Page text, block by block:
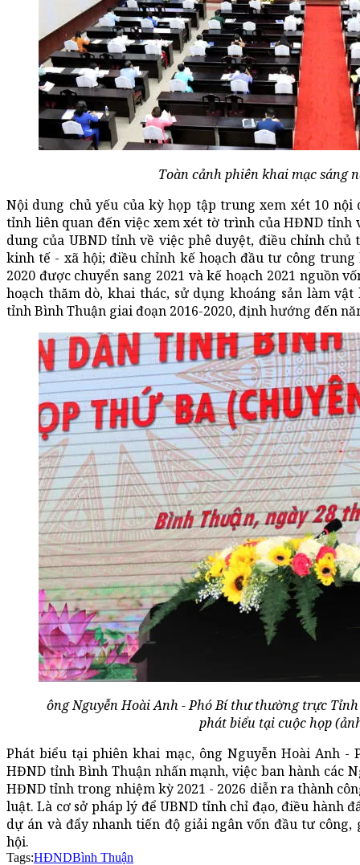
Toàn cảnh phiên khai mạc sáng
Nội dung chủ yếu của kỳ họp tập trung xem xét 10
tỉnh liên quan đến việc xem xét tờ trình của HĐND tỉnh
dung của UBND tỉnh về việc phê duyệt, điều chỉnh
kinh tế - xã hội; điều chỉnh kế hoạch đầu tư công trung
2020 được chuyển sang 2021 và kế hoạch 2021 nguồn
hoạch thăm dò, khai thác, sử dụng khoáng sản làm
tỉnh Bình Thuận giai đoạn 2016-2020, định hướng đến
ông Nguyễn Hoài Anh - Phó Bí thư thường trực
phát biểu tại cuộc họp
Phát biểu tại phiên khai mạc, ông Nguyễn Hoài Anh
HĐND tỉnh Bình Thuận nhấn mạnh, việc ban hành các
HĐND tỉnh trong nhiệm kỳ 2021 - 2026 diễn ra thành
luật. Là cơ sở pháp lý để UBND tỉnh chỉ đạo, điều hành
dự án và đẩy nhanh tiến độ giải ngân vốn đầu tư
hội.
Tags:HĐNDBình Thuận